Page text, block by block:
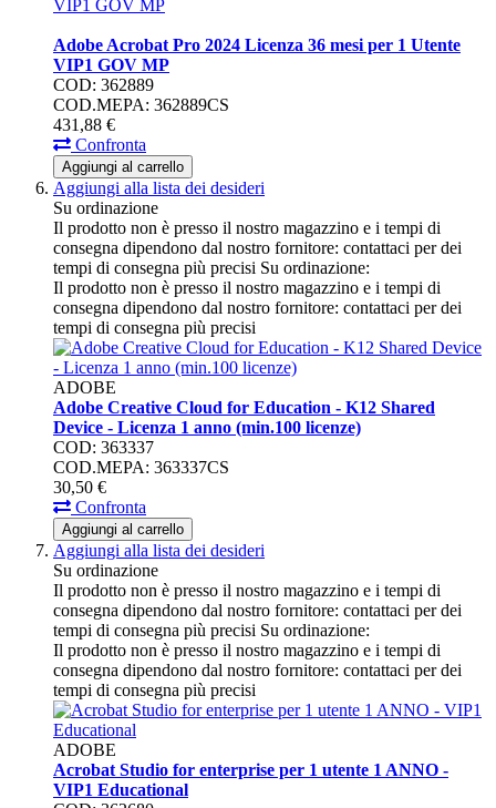
Adobe Acrobat Pro 2024 Licenza 36 mesi per 1 Utente
VIP1 GOV MP
COD: 362889
COD.MEPA: 362889CS
431,88 €
Confronta
Aggiungi al carrello
Aggiungi alla lista dei desideri
Su ordinazione
Il prodotto non è presso il nostro magazzino e i tempi di
consegna dipendono dal nostro fornitore: contattaci per dei
tempi di consegna più precisi Su ordinazione:
Il prodotto non è presso il nostro magazzino e i tempi di
consegna dipendono dal nostro fornitore: contattaci per dei
tempi di consegna più precisi
ADOBE
Adobe Creative Cloud for Education - K12 Shared
Device - Licenza 1 anno (min.100 licenze)
COD: 363337
COD.MEPA: 363337CS
30,50 €
Confronta
Aggiungi al carrello
Aggiungi alla lista dei desideri
Su ordinazione
Il prodotto non è presso il nostro magazzino e i tempi di
consegna dipendono dal nostro fornitore: contattaci per dei
tempi di consegna più precisi Su ordinazione:
Il prodotto non è presso il nostro magazzino e i tempi di
consegna dipendono dal nostro fornitore: contattaci per dei
tempi di consegna più precisi
ADOBE
Acrobat Studio for enterprise per 1 utente 1 ANNO -
VIP1 Educational